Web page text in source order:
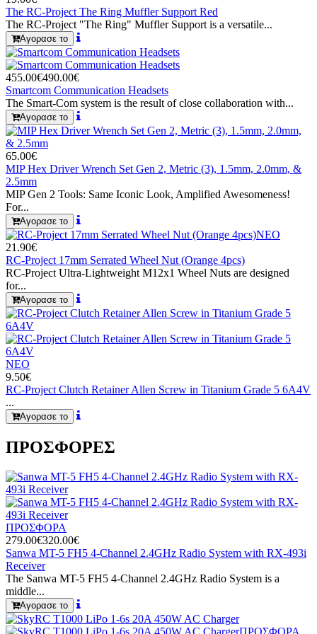
The RC-Project The Ring Muffler Support Red
The RC-Project "The Ring" Muffler Support is a versatile...
Αγορασε το
455.00€490.00€
Smartcom Communication Headsets
The Smart-Com system is the result of close collaboration with...
Αγορασε το
65.00€
MIP Hex Driver Wrench Set Gen 2, Metric (3), 1.5mm, 2.0mm, &
2.5mm
MIP Gen 2 Tools: Same Iconic Look, Amplified Awesomeness!
For...
Αγορασε το
ΝΕΟ
21.90€
RC-Project 17mm Serrated Wheel Nut (Orange 4pcs)
RC-Project Ultra-Lightweight M12x1 Wheel Nuts are designed
for...
Αγορασε το
ΝΕΟ
9.50€
RC-Project Clutch Retainer Allen Screw in Titanium Grade 5 6A4V
...
Αγορασε το
ΠΡΟΣΦΟΡΕΣ
ΠΡΟΣΦΟΡΑ
279.00€320.00€
Sanwa MT-5 FH5 4-Channel 2.4GHz Radio System with RX-493i
Receiver
The Sanwa MT-5 FH5 4-Channel 2.4GHz Radio System is a
middle...
Αγορασε το